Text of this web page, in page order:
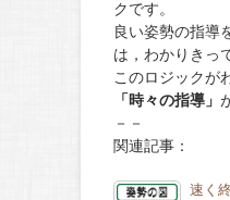
クです。
良い姿勢の指導
は，わかりきっ
このロジックが
「時々の指導」
－－
関連記事：
速く